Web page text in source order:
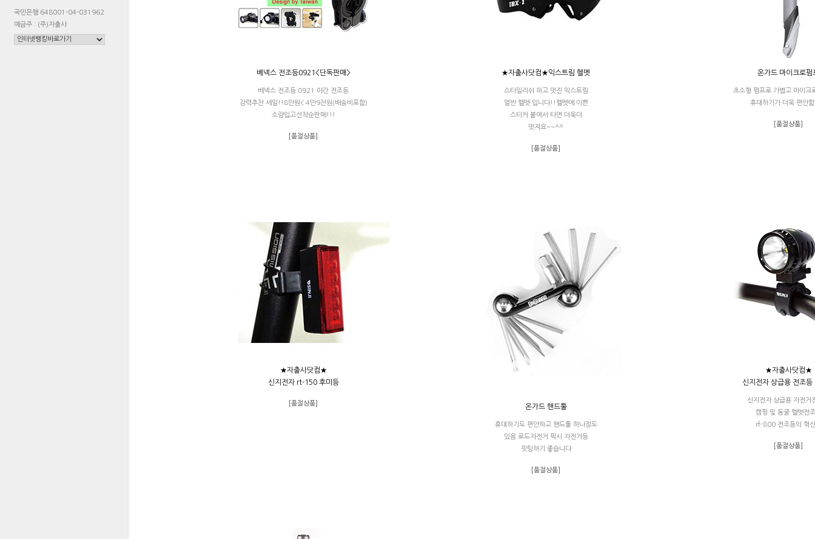
국민은행 648001-04-031962
예금주 : (주)자출사
베넥스 전조등0921<단독판매>
베넥스 전조등 0921 야간 전조등
강력추천 세일!!8만원< 4만9천원(배송비포함)
소량입고선착순판매!!!
[품절상품]
★자출사닷컴★익스트림 헬멧
스타일리쉬 하고 멋진 익스트림
얼반 헬멧 입니다!!헬멧에 이쁜
스티커 붙여서 타면 더욱더
멋져요~~^^
[품절상품]
온가드 마이크로펌
초소형 펌프로 가볍고 마이크
휴대하기가 더욱 편안
[품절상품]
★자출사닷컴★
신지전자 rt-150 후미등
[품절상품] 온가드 핸드툴
휴대하기도 편안하고 핸드툴 하나정도
있음 로드자전거 픽시 자전거등
핏팅하기 좋습니다
[품절상품]
★자출사닷컴★
신지전자 상급용 전조
신지전자 상급용 자전거
캠핑 및 동굴 헬멧전
rf-800 전조등의 혁
[품절상품]